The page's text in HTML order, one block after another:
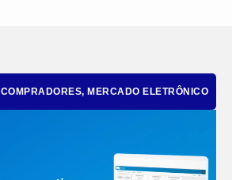
COMPRADORES, MERCADO ELETRÔNICO